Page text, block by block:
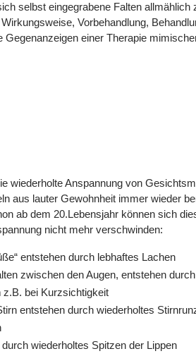
selbst eingegrabene Falten allmählich
Vorbehandlung,
einer Therapie
wiederholte Anspannung von
aus lauter Gewohnheit immer wieder
ab dem 20.Lebensjahr können sich
nicht mehr verschwinden:
entstehen durch lebhaftes Lachen
zwischen den Augen, entstehen
bei Kurzsichtigkeit
entstehen durch wiederholtes
wiederholtes Spitzen der Lippen